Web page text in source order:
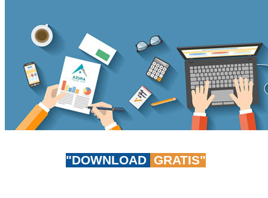
"DOWNLOAD GRATIS"